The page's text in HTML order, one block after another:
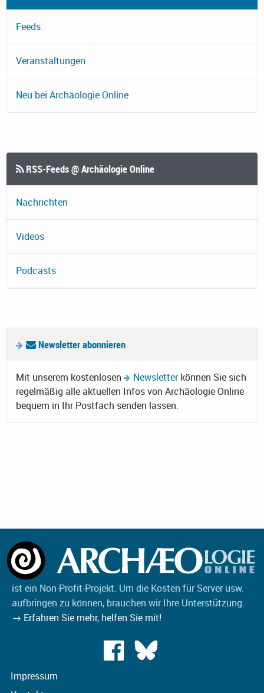
Feeds
Veranstaltungen
Neu bei Archäologie Online
RSS-Feeds @ Archäologie Online
Nachrichten
Videos
Podcasts
Newsletter abonnieren
Mit unserem kostenlosen Newsletterkönnen Sie sich
regelmäßig alle aktuellen Infos von Archäologie Online
bequem in Ihr Postfach senden lassen.
ist ein Non-Profit-Projekt. Um die Kosten für Server usw.
aufbringen zu können, brauchen wir Ihre Unterstützung.
→ Erfahren Sie mehr, helfen Sie mit!
Impressum